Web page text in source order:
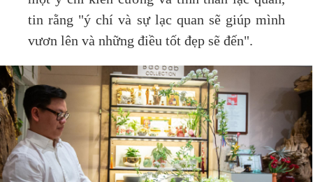
tin rằng "ý chí và sự lạc quan sẽ giúp mình
vươn lên và những điều tốt đẹp sẽ đến".